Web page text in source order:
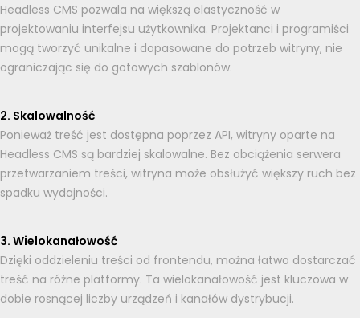
Headless CMS pozwala na większą elastyczność w
projektowaniu interfejsu użytkownika. Projektanci i programiści
mogą tworzyć unikalne i dopasowane do potrzeb witryny, nie
ograniczając się do gotowych szablonów.
2. Skalowalność
Ponieważ treść jest dostępna poprzez API, witryny oparte na
Headless CMS są bardziej skalowalne. Bez obciążenia serwera
przetwarzaniem treści, witryna może obsłużyć większy ruch bez
spadku wydajności.
3. Wielokanałowość
Dzięki oddzieleniu treści od frontendu, można łatwo dostarczać
treść na różne platformy. Ta wielokanałowość jest kluczowa w
dobie rosnącej liczby urządzeń i kanałów dystrybucji.